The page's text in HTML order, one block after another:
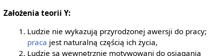
Założenia teorii Y:
Ludzie nie wykazują przyrodzonej awersji do pracy;
praca jest naturalną częścią ich życia,
Ludzie są wewnętrznie motywowani do osiągania